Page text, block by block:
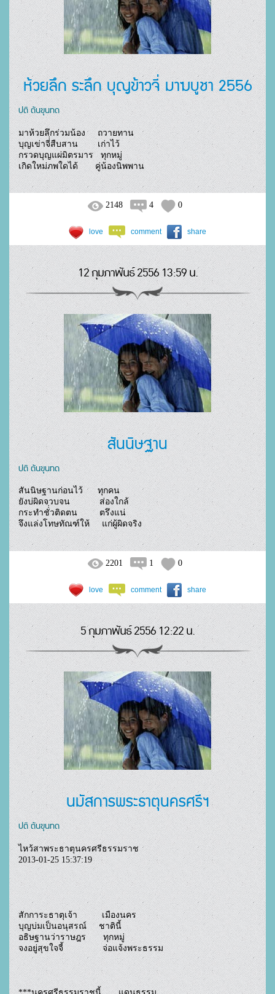
ห้วยลึก ระลึก บุญข้าวจี่ มาฆบูชา 2556
ปติ ตันขุนทด
มาห้วยลึกร่วมน้อง     ถวายทาน
บุญเข่าจี่่สืบสาน        เก่าไว้
กรวดบุญแผ่มิตรมาร   ทุกหมู่
เกิดใหม่ภพใดได้       คู่น้องนิพพาน
2148 4 0
love comment share
12 กุมภาพันธ์ 2556 13:59 น.
สันนิษฐาน
ปติ ตันขุนทด
สันนิษฐานก่อนไว้      ทุกคน
ยังบ่ผิดจวบจน            ส่องใกล้
กระทำชั่่วติดตน         ตรึงแน่
จึงแล่งโทษทัณฑ์ให้     แก่ผู้ผิดจริง
2201 1 0
love comment share
5 กุมภาพันธ์ 2556 12:22 น.
นมัสการพระธาตุนครศรีฯ
ปติ ตันขุนทด
ไหว้สาพระธาตุนครศรีธรรมราช
2013-01-25 15:37:19
สักการะธาตุเจ้า          เมืองนคร
บุญบ่มเป็นอนุสรณ์     ชาตินี้
อธิษฐานว่าราษฎร       ทุกหมู่
จงอยู่สุขใจจี้                จ่อแจ้งพระธรรม